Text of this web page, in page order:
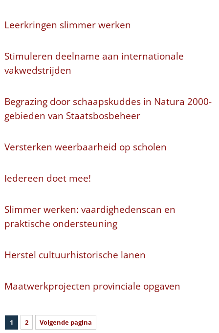
Leerkringen slimmer werken
Stimuleren deelname aan internationale
vakwedstrijden
Begrazing door schaapskuddes in Natura 2000-
gebieden van Staatsbosbeheer
Versterken weerbaarheid op scholen
Iedereen doet mee!
Slimmer werken: vaardighedenscan en
praktische ondersteuning
Herstel cultuurhistorische lanen
Maatwerkprojecten provinciale opgaven
1 2 Volgende pagina